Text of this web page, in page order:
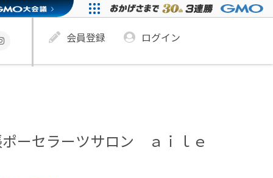
会員登録 ログイン
ーセラーツサロン ａｉｌｅ